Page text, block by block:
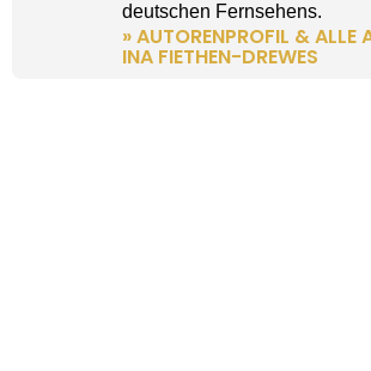
deutschen Fernsehens.
» AUTORENPROFIL & ALLE
INA FIETHEN-DREWES